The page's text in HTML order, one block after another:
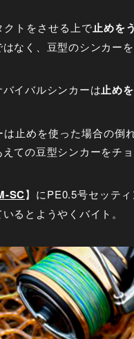
クトをさせる上で止めを
なく、豆型のシンカーを
イバルシンカーは止め
は止めを使った場合の倒
ての豆型シンカーをチョ
SC】にPE0.5号セッテ
るとようやくバイト。